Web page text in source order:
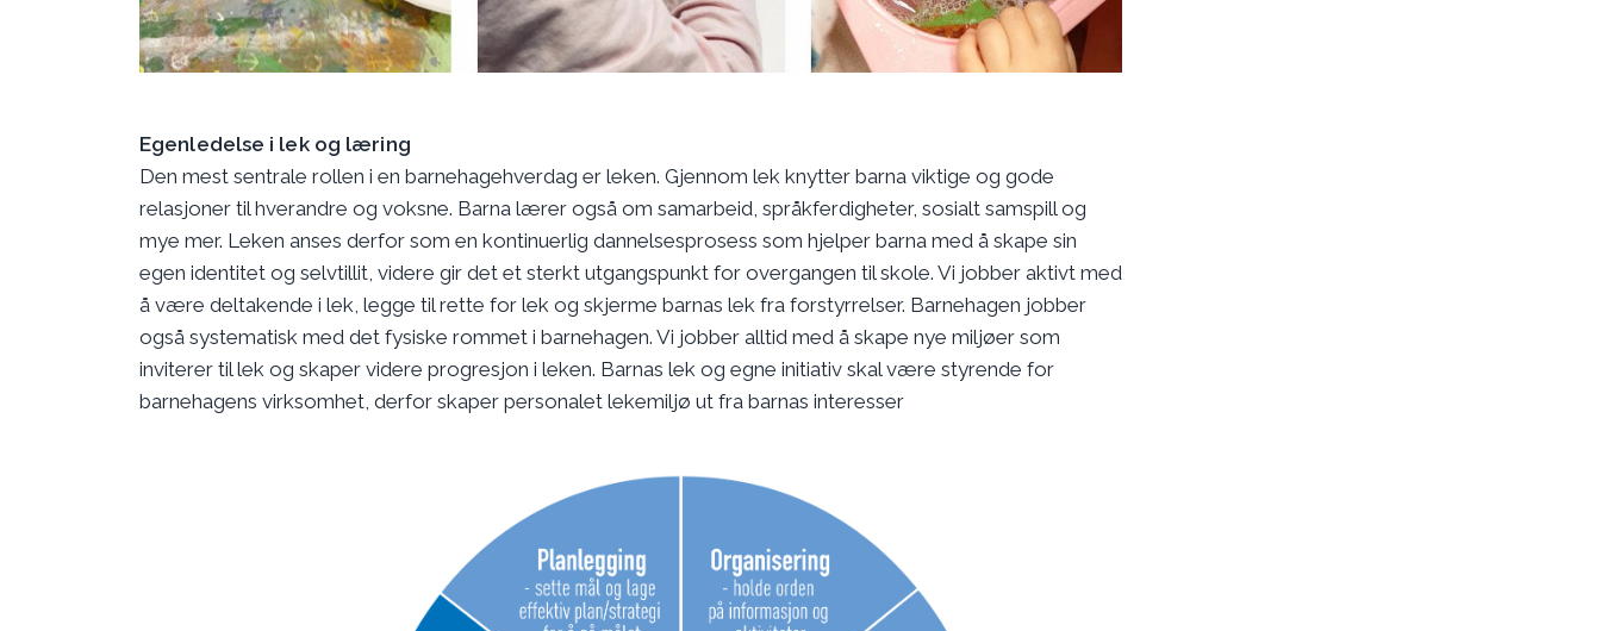
Egenledelse i lek og læring
Den mest sentrale rollen i en barnehagehverdag er leken. Gjennom lek knytter barna viktige og gode
relasjoner til hverandre og voksne. Barna lærer også om samarbeid, språkferdigheter, sosialt samspill og
mye mer. Leken anses derfor som en kontinuerlig dannelsesprosess som hjelper barna med å skape sin
egen identitet og selvtillit, videre gir det et sterkt utgangspunkt for overgangen til skole. Vi jobber aktivt med
å være deltakende i lek, legge til rette for lek og skjerme barnas lek fra forstyrrelser. Barnehagen jobber
også systematisk med det fysiske rommet i barnehagen. Vi jobber alltid med å skape nye miljøer som
inviterer til lek og skaper videre progresjon i leken. Barnas lek og egne initiativ skal være styrende for
barnehagens virksomhet, derfor skaper personalet lekemiljø ut fra barnas interesser